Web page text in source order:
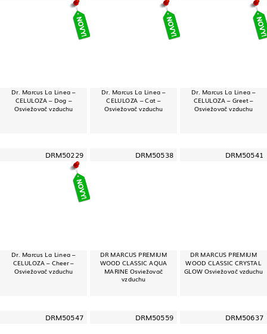
Dr. Marcus La Linea –
CELULOZA – Dog –
Osviežovač vzduchu
Dr. Marcus La Linea –
CELULOZA – Cat –
Osviežovač vzduchu
Dr. Marcus La Linea –
CELULOZA – Greet –
Osviežovač vzduchu
DRM50229
Dr. Marcus La Linea –
CELULOZA – Cheer –
Osviežovač vzduchu
DRM50538
DR MARCUS PREMIUM
WOOD CLASSIC AQUA
MARINE Osviežovač
vzduchu
DRM50541
DR MARCUS PREMIUM
WOOD CLASSIC CRYSTAL
GLOW Osviežovač vzduchu
DRM50547 DRM50559 DRM50637